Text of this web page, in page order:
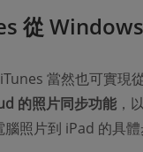
從
當然也可實現
的照片同步功能，
照片到 iPad 的具體